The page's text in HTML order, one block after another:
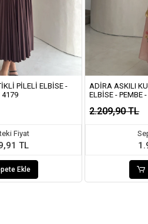
PILELI ELBISE -
4179
Fiyat
TL
Ekle
ADIRA ASKILI
ELBISE - PEMBE
2.209,90 TL